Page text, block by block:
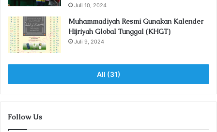
Juli 10, 2024
Muhammadiyah Resmi Gunakan Kalender
Hijriyah Global Tunggal (KHGT)
Juli 9, 2024
All (31)
Follow Us